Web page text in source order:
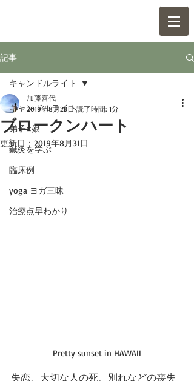
記事
キャンドルライト
弟子×娘
鍼灸を学ぶ
臨床例
yoga ヨガ三昧
治療点早わかり
キャンドルライト
ブロークンハート
加藤喜代
2019年8月23日 読了時間: 1分
更新日： 2019年8月31日
Pretty sunset in HAWAII
失恋、大切な人の死、別れなどの喪失